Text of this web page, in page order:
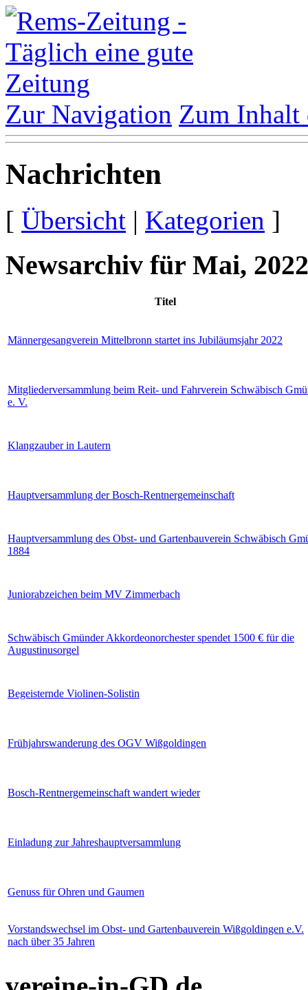
Zur Navigation Zum Inhalt
Nachrichten
[ Übersicht | Kategorien ]
Newsarchiv für Mai, 2022
Titel
Männergesangverein Mittelbronn startet ins Jubiläumsjahr 2022
Mitgliederversammlung beim Reit- und Fahrverein Schwäbisch
e. V.
Klangzauber in Lautern
Hauptversammlung der Bosch-Rentnergemeinschaft
Hauptversammlung des Obst- und Gartenbauverein Schwäbisch
1884
Juniorabzeichen beim MV Zimmerbach
Schwäbisch Gmünder Akkordeonorchester spendet 1500 € für die
Augustinusorgel
Begeisternde Violinen-Solistin
Frühjahrswanderung des OGV Wißgoldingen
Bosch-Rentnergemeinschaft wandert wieder
Einladung zur Jahreshauptversammlung
Genuss für Ohren und Gaumen
Vorstandswechsel im Obst- und Gartenbauverein Wißgoldingen e.V.
nach über 35 Jahren